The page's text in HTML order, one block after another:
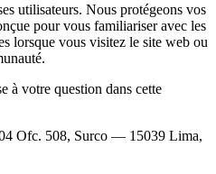
utilisateurs. Nous protégeons vos
pour vous familiariser avec les
lorsque vous visitez le site web ou
à votre question dans cette
Ofc. 508, Surco — 15039 Lima,